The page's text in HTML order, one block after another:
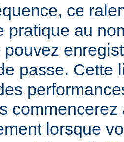
ce
pratique au
pouvez
passe. Cette
commencerez
lorsque